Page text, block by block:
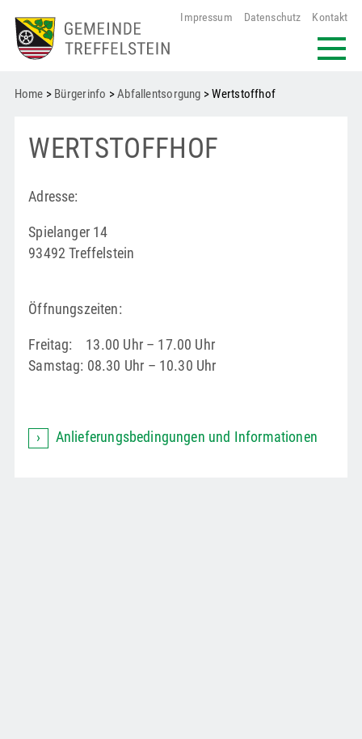
Impressum Datenschutz Kontakt
Home > Bürgerinfo >Abfallentsorgung > Wertstoffhof
WERTSTOFFHOF
Adresse:
Spielanger 14
93492 Treffelstein
Öffnungszeiten:
Freitag: 13.00 Uhr – 17.00 Uhr
Samstag: 08.30 Uhr – 10.30 Uhr
Anlieferungsbedingungen und Informationen